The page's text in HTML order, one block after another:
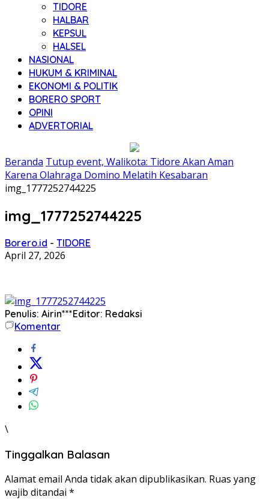
TIDORE
HALBAR
KEPSUL
HALSEL
NASIONAL
HUKUM & KRIMINAL
EKONOMI & POLITIK
BORERO SPORT
OPINI
ADVERTORIAL
Beranda Tutup event, Walikota: Tidore Akan Aman
Karena Olahraga Domino Melatih Kesabaran
img_1777252744225
img_1777252744225
Borero.id - TIDORE
April 27, 2026
Penulis: Airin***Editor: Redaksi
Komentar
\
Tinggalkan Balasan
Alamat email Anda tidak akan dipublikasikan. Ruas yang
wajib ditandai *